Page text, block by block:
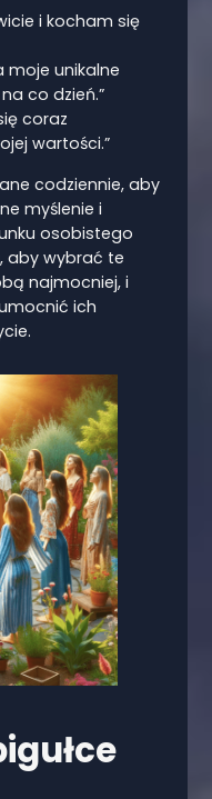
i kocham się
moje unikalne
co dzień.”
coraz
wartości.”
codziennie, aby
myślenie i
osobistego
aby wybrać te
najmocniej, i
ich